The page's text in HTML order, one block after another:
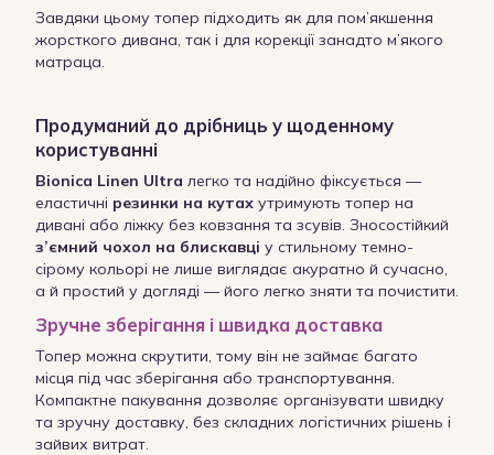
Завдяки цьому топер підходить як для пом’якшення
жорсткого дивана, так і для корекції занадто м’якого
матраца.
Продуманий до дрібниць у щоденному
користуванні
Bionica Linen Ultra легко та надійно фіксується —
еластичні резинки на кутах утримують топер на
дивані або ліжку без ковзання та зсувів. Зносостійкий
з’ємний чохол на блискавці у стильному темно-
сірому кольорі не лише виглядає акуратно й сучасно,
а й простий у догляді — його легко зняти та почистити.
Зручне зберігання і швидка доставка
Топер можна скрутити, тому він не займає багато
місця під час зберігання або транспортування.
Компактне пакування дозволяє організувати швидку
та зручну доставку, без складних логістичних рішень і
зайвих витрат.